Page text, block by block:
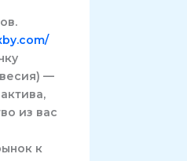
—
из вас
к